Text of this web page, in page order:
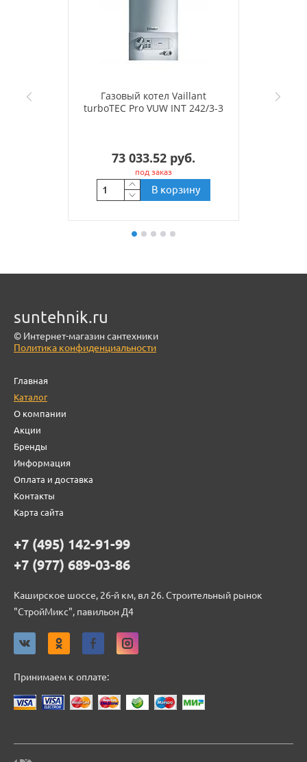
Газовый котел Vaillant
turboTEC Pro VUW INT 242/3-3
73 033.52 руб.
под заказ
В корзину
suntehnik.ru
© Интернет-магазин сантехники
Политика конфиденциальности
Главная
Каталог
О компании
Акции
Бренды
Информация
Оплата и доставка
Контакты
Карта сайта
+7 (495) 142-91-99
+7 (977) 689-03-86
Каширское шоссе, 26-й км, вл 26. Строительный рынок
"СтройМикс", павильон Д4
Принимаем к оплате: